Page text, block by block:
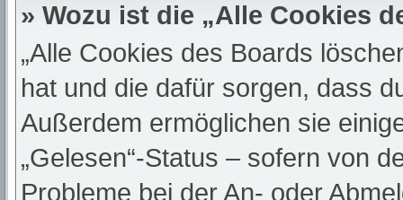
» Wozu ist die „Alle Cookies
„Alle Cookies des Boards
hat und die dafür sorgen, dass
Außerdem ermöglichen sie
„Gelesen“-Status – sofern von
Probleme bei der An- oder